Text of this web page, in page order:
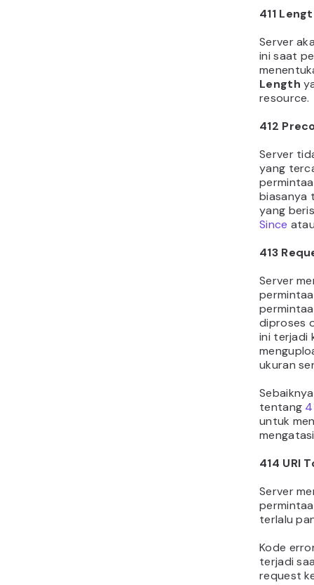
411
Server
ini saat
Length
resource.
412
Server
yang
biasanya
yang
Since
413
Server
diproses
ini terjadi
ukuran
tentang
untuk
414 URI
Server
terlalu
Kode
terjadi
request